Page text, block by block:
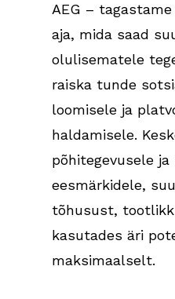
AEG –
aja, mida saad
olulisematele
raiska tunde
loomisele ja
haldamisele.
põhitegevusele
eesmärkidele,
tõhusust,
kasutades äri
maksimaalselt.